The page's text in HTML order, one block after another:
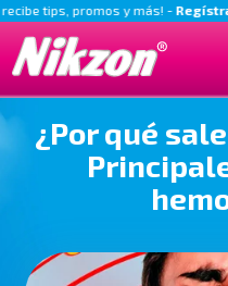
tips, promos y más! -
¿Por qué